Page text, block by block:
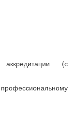
аккредитации (с